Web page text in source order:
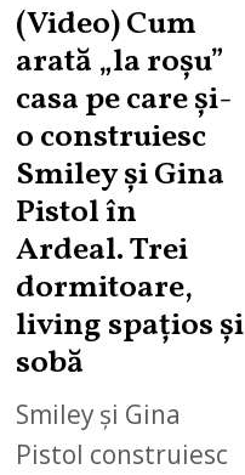
(Video) Cum
arată „la roşu”
casa pe care şi-
o construiesc
Smiley şi Gina
Pistol în
Ardeal. Trei
dormitoare,
living spațios și
sobă
Smiley și Gina
Pistol construiesc